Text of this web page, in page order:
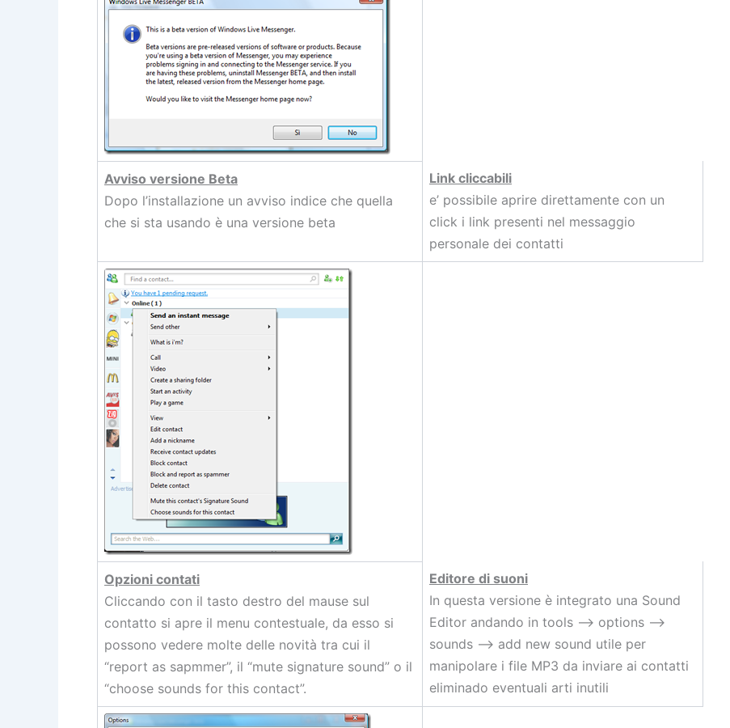
Avviso versione Beta
Dopo l’installazione un avviso indice che quella
che si sta usando è una versione beta
Link cliccabili
e’ possibile aprire direttamente con un
click i link presenti nel messaggio
personale dei contatti
Opzioni contati
Cliccando con il tasto destro del mause sul
contatto si apre il menu contestuale, da esso si
possono vedere molte delle novità tra cui il
“report as sapmmer”, il “mute signature sound” o il
“choose sounds for this contact”.
Editore di suoni
In questa versione è integrato una Sound
Editor andando in tools –> options –>
sounds –> add new sound utile per
manipolare i file MP3 da inviare ai contatti
eliminado eventuali arti inutili